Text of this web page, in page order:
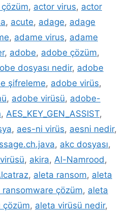
, actor virus, actor
, acute, adage, adage
, adame virus, adame
, adobe, adobe çözüm,
dosyası nedir, adobe
şifreleme, adobe virüs,
, adobe virüsü, adobe-
, AES_KEY_GEN_ASSIST,
, aes-ni virüs, aesni nedir,
, akc dosyası,
, akira, Al-Namrood,
, aleta ransom, aleta
ransomware çözüm, aleta
çözüm, aleta virüsü nedir,